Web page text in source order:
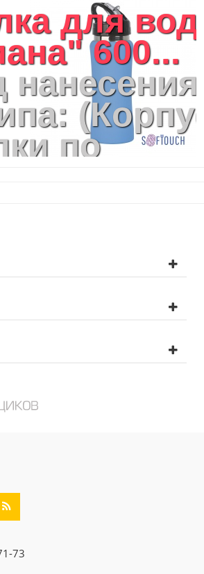
для
600...
нанесения
по
бутылки
с
бутылки
Р:
по
73